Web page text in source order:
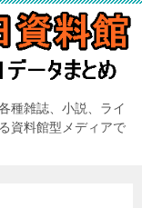
種雑誌、小説、ライ
資料館型メディアで